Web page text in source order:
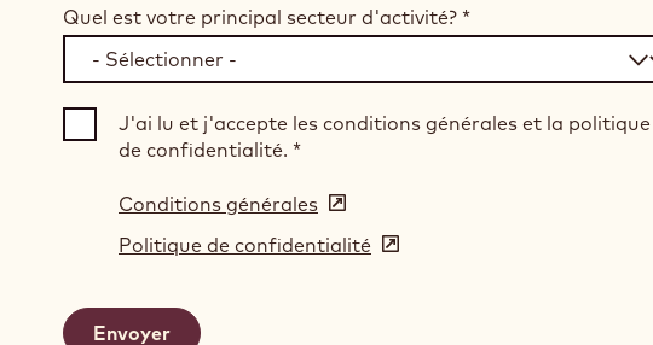
Quel est votre principal secteur d'activité? *
J'ai lu et j'accepte les conditions générales et la politique
de confidentialité. *
Conditions générales (opens
in
a
Politique de confidentialité (opens